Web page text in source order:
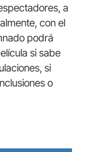
a
con el
podrá
si sabe
si
o